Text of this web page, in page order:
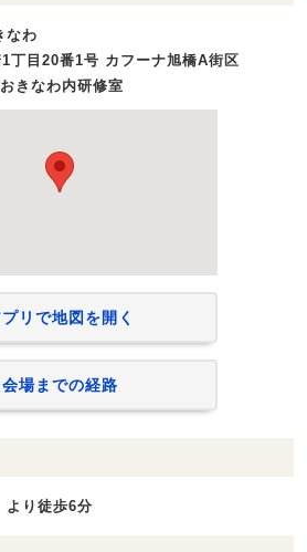
なわ
丁目20番1号 カフーナ旭橋A街区
きなわ内研修室
リで地図を開く
会場までの経路
より徒歩6分